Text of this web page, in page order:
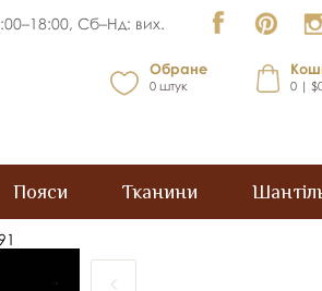
Сб–Нд: вих.
Обране
0 штук 0 |
Пояси Тканини